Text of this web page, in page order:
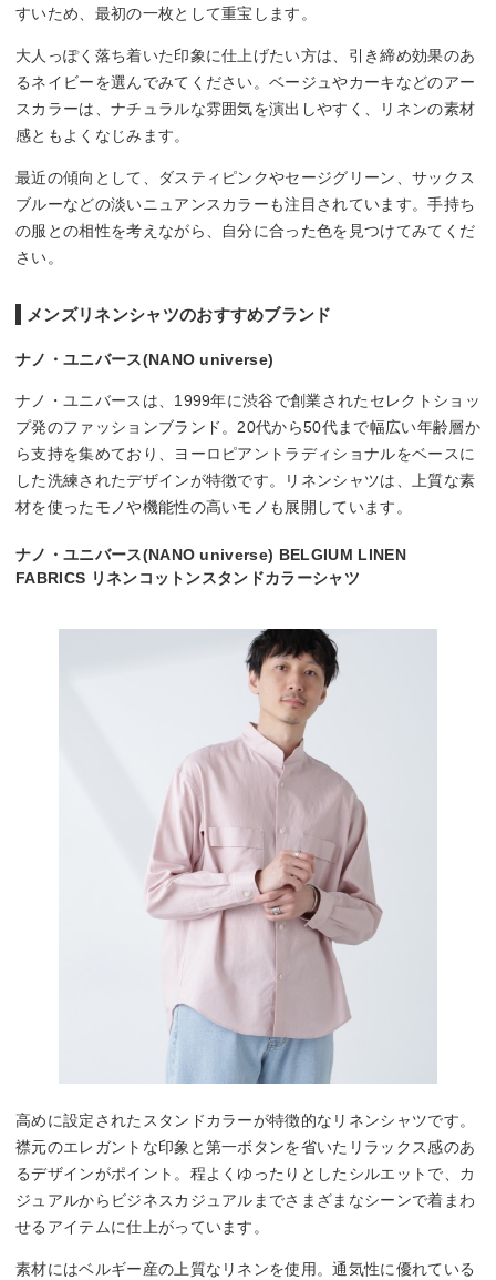
すいため、最初の一枚として重宝します。
大人っぽく落ち着いた印象に仕上げたい方は、引き締め効果のあ
るネイビーを選んでみてください。ベージュやカーキなどのアー
スカラーは、ナチュラルな雰囲気を演出しやすく、リネンの素材
感ともよくなじみます。
最近の傾向として、ダスティピンクやセージグリーン、サックス
ブルーなどの淡いニュアンスカラーも注目されています。手持ち
の服との相性を考えながら、自分に合った色を見つけてみてくだ
さい。
メンズリネンシャツのおすすめブランド
ナノ・ユニバース(NANO universe)
ナノ・ユニバースは、1999年に渋谷で創業されたセレクトショッ
プ発のファッションブランド。20代から50代まで幅広い年齢層か
ら支持を集めており、ヨーロピアントラディショナルをベースに
した洗練されたデザインが特徴です。リネンシャツは、上質な素
材を使ったモノや機能性の高いモノも展開しています。
ナノ・ユニバース(NANO universe) BELGIUM LINEN
FABRICS リネンコットンスタンドカラーシャツ
高めに設定されたスタンドカラーが特徴的なリネンシャツです。
襟元のエレガントな印象と第一ボタンを省いたリラックス感のあ
るデザインがポイント。程よくゆったりとしたシルエットで、カ
ジュアルからビジネスカジュアルまでさまざまなシーンで着まわ
せるアイテムに仕上がっています。
素材にはベルギー産の上質なリネンを使用。通気性に優れている